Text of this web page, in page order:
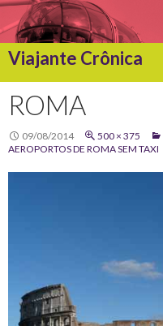
Viajante Crônica
TO
CONTENT
ROMA
09/08/2014 500 × 375
AEROPORTOS DE ROMA SEM TAXI